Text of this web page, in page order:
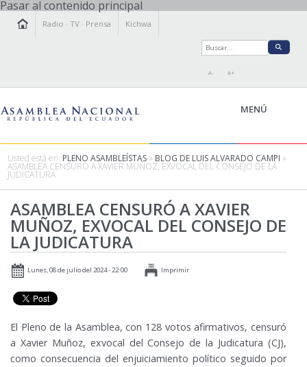
Pasar al contenido principal
Radio ·TV · Prensa Kichwa
A- A+
MENÚ
LEGISLAMOS
FISCALIZAMOS
TRANSPARENCIA
PRENSA
PARTICIPACIÓN
AGENDA
Usted está en: PLENO ASAMBLEÍSTAS » BLOG DE LUIS ALVARADO CAMPI »
ASAMBLEA CENSURÓ A XAVIER MUÑOZ, EXVOCAL DEL CONSEJO DE LA
JUDICATURA
ASAMBLEA CENSURÓ A XAVIER
MUÑOZ, EXVOCAL DEL CONSEJO DE
LA JUDICATURA
Lunes, 08 de julio del 2024 - 22:00 Imprimir
El Pleno de la Asamblea, con 128 votos afirmativos, censuró
a Xavier Muñoz, exvocal del Consejo de la Judicatura (CJ),
como consecuencia del enjuiciamiento político seguido por